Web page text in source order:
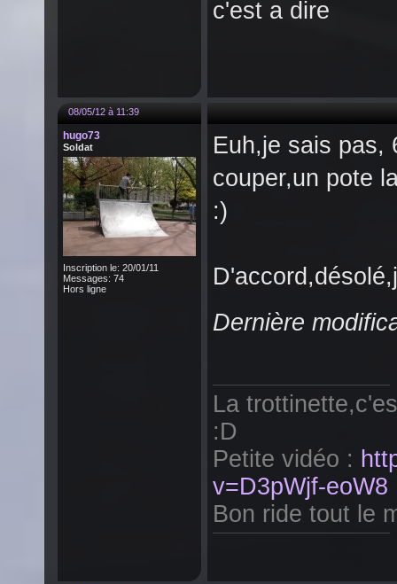
c'est a dire
08/05/12 à 11:39
hugo73
Soldat
Inscription le: 20/01/11
Messages: 74
Hors ligne
Euh,je sais pas,
couper,un pote
:)
Dernière
La
:D
Petite vidéo :
v=D3pWjf-eoW8
Bon ride tout le